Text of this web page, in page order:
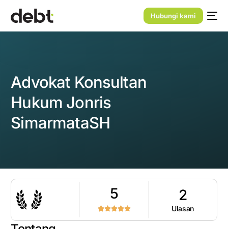
Hubungi kami
Advokat Konsultan
Hukum Jonris
SimarmataSH
5 2
Ulasan